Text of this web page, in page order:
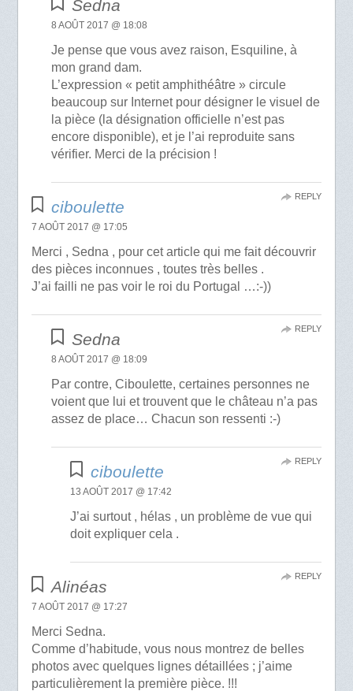
Sedna
8 AOÛT 2017 @ 18:08
Je pense que vous avez raison, Esquiline, à
mon grand dam.
L’expression « petit amphithéâtre » circule
beaucoup sur Internet pour désigner le visuel de
la pièce (la désignation officielle n’est pas
encore disponible), et je l’ai reproduite sans
vérifier. Merci de la précision !
ciboulette
7 AOÛT 2017 @ 17:05
Merci , Sedna , pour cet article qui me fait découvrir
des pièces inconnues , toutes très belles .
J’ai failli ne pas voir le roi du Portugal …:-))
REPLY
Sedna
8 AOÛT 2017 @ 18:09
Par contre, Ciboulette, certaines personnes ne
voient que lui et trouvent que le château n’a pas
assez de place… Chacun son ressenti :-)
REPLY
ciboulette
13 AOÛT 2017 @ 17:42
J’ai surtout , hélas , un problème de vue qui
doit expliquer cela .
REPLY
Alinéas
7 AOÛT 2017 @ 17:27
Merci Sedna.
Comme d’habitude, vous nous montrez de belles
photos avec quelques lignes détaillées ; j’aime
particulièrement la première pièce. !!!
REPLY